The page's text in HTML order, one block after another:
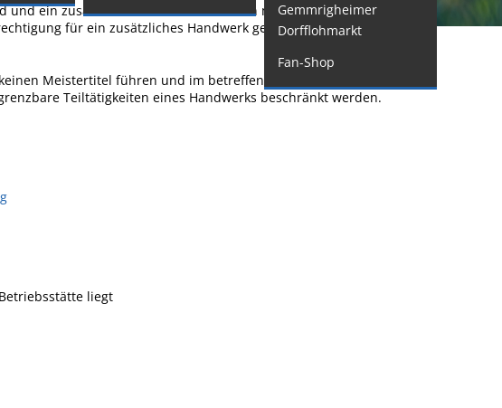
Selbstbestimmung
Wohnungssicherung
Aushang- und
Gemmrigheimer
Dorfflohmarkt
Fan-Shop
ein zusätzliches Handwerk ausüben möchten, können Sie
für ein zusätzliches Handwerk gemäß § 7a der
Meistertitel führen und im betreffenden Handwerk nicht
Teiltätigkeiten eines Handwerks beschränkt werden.
liegt